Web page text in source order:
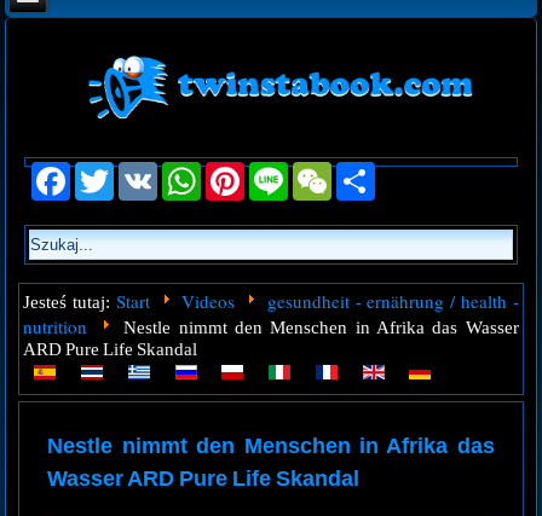
Facebook
Twitter VK WhatsAppPinterestLine WeChat
Jesteś tutaj: Start Videos
gesundheit - ernährung / health -
nutrition
Nestle nimmt den Menschen in Afrika das Wasser
ARD Pure Life Skandal
Nestle nimmt den Menschen in Afrika das
Wasser ARD Pure Life Skandal